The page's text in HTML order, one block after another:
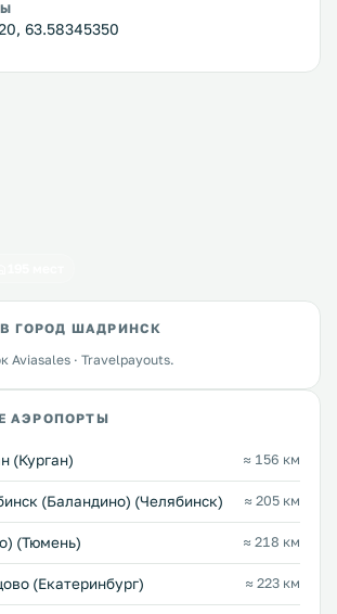
63.58345350
ГОРОД ШАДРИНСК
Aviasales · Travelpayouts.
АЭРОПОРТЫ
(Курган) ≈ 156 км
(Баландино) (Челябинск) ≈ 205 км
(Тюмень) ≈ 218 км
(Екатеринбург) ≈ 223 км